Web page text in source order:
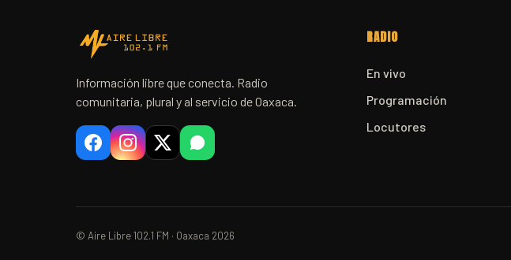
Información libre que conecta. Radio
comunitaria, plural y al servicio de Oaxaca.
RADIO
En vivo
Programación
Locutores
© Aire Libre 102.1 FM · Oaxaca 2026